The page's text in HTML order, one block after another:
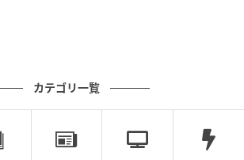
カテゴリ一覧